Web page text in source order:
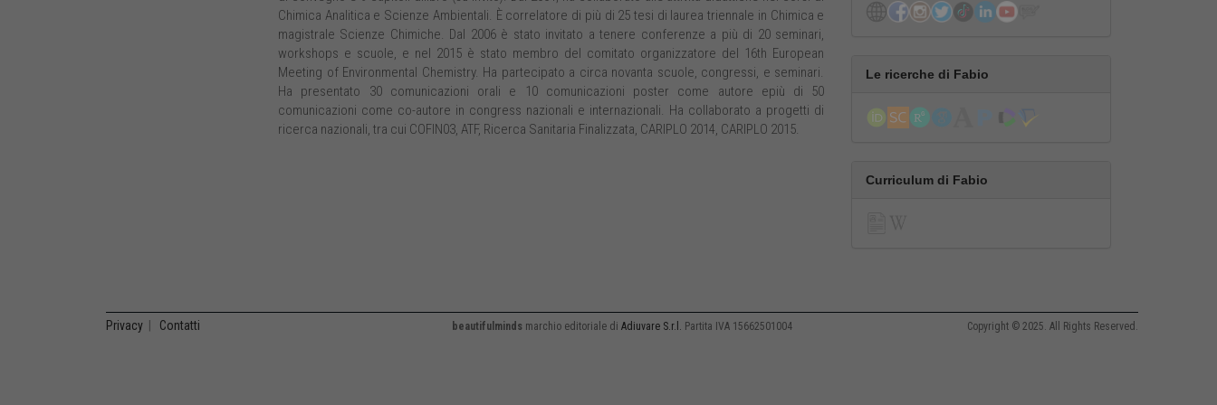
Chimica Analitica e Scienze Ambientali. È correlatore di più di 25 tesi di laurea triennale in Chimica e
magistrale Scienze Chimiche. Dal 2006 è stato invitato a tenere conferenze a più di 20 seminari,
workshops e scuole, e nel 2015 è stato membro del comitato organizzatore del 16th European
Meeting of Environmental Chemistry. Ha partecipato a circa novanta scuole, congressi, e seminari.
Ha presentato 30 comunicazioni orali e 10 comunicazioni poster come autore epiù di 50
comunicazioni come co-autore in congress nazionali e internazionali. Ha collaborato a progetti di
ricerca nazionali, tra cui COFIN03, ATF, Ricerca Sanitaria Finalizzata, CARIPLO 2014, CARIPLO 2015.
Le ricerche di Fabio
Curriculum di Fabio
Privacy Contatti beautifulminds marchio editoriale di Adiuvare S.r.l. Partita IVA 15662501004 Copyright © 2025. All Rights Reserved.